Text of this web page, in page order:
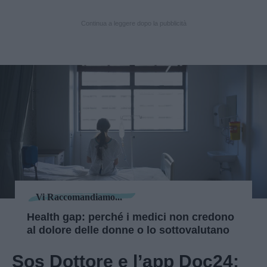
Vi Raccomandiamo...
Health gap: perché i medici non credono
al dolore delle donne o lo sottovalutano
Sos Dottore e l’app Doc24: